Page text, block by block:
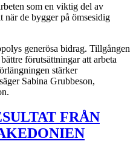
som en viktig del av
när de bygger på ömsesidig
generösa bidrag. Tillgången
förutsättningar att arbeta
stärker
Sabina Grubbeson,
FRÅN